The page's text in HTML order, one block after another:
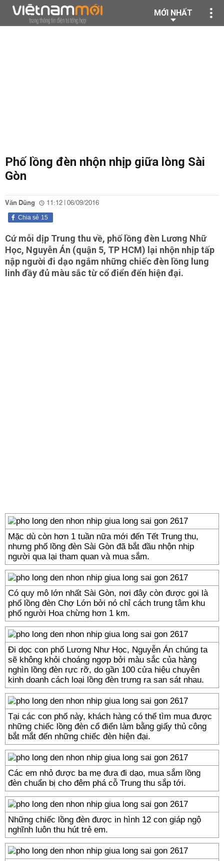
MỚI NHẤT
Phố lồng đèn nhộn nhịp giữa lòng Sài
Gòn
Văn Dũng 11:12 | 06/09/2016
15
Chia sẻ
Cứ mỗi dịp Trung thu về, phố lồng đèn Lương Nhữ
Học, Nguyễn Án (quận 5, TP HCM) lại nhộn nhịp tấp
nập người đi dạo ngắm những chiếc đèn lồng lung
linh đầy đủ màu sắc từ cổ điển đến hiện đại.
Mặc dù còn hơn 1 tuần nữa mới đến Tết Trung thu,
nhưng phố lồng đèn Sài Gòn đã bắt đầu nhộn nhịp
người qua lại tham quan và mua sắm.
Có quy mô lớn nhất Sài Gòn, nơi đây còn được gọi là
phố lồng đèn Chợ Lớn bởi nó chỉ cách trung tâm khu
phố người Hoa chừng hơn 1 km.
Đi dọc con phố Lương Như Học, Nguyễn Án chúng ta
sẽ không khỏi choáng ngợp bởi màu sắc của hàng
nghìn lồng đèn rực rỡ, do gần 100 cửa hiệu chuyên
kinh doanh cách loại lồng đèn trưng ra san sát nhau.
Tại các con phố này, khách hàng có thể tìm mua được
những chiếc lồng đèn cổ điển làm bằng giấy thủ công
bắt mắt đến những chiếc đèn hiện đại.
Các em nhỏ được ba mẹ đưa đi dạo, mua sắm lồng
đèn chuẩn bị cho đêm phá cỗ Trung thu sắp tới.
Những chiếc lồng đèn được in hình 12 con giáp ngộ
nghĩnh luôn thu hút trẻ em.